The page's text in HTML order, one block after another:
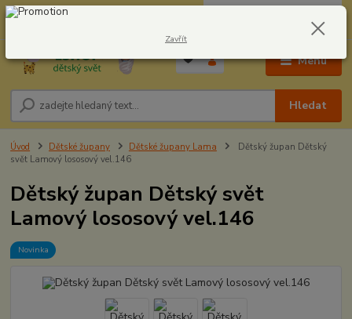
Menu
Hledat
604278943 0,00 Kč
Úvod Dětské župany Dětské župany Lama
Dětský župan Dětský
svět Lamový lososový vel.146
Dětský župan Dětský svět
Lamový lososový vel.146
Novinka
Zavřít